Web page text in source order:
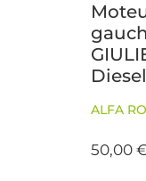
Diesel
ALFA
50,00